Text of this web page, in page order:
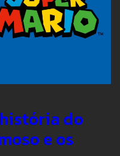
do
e os